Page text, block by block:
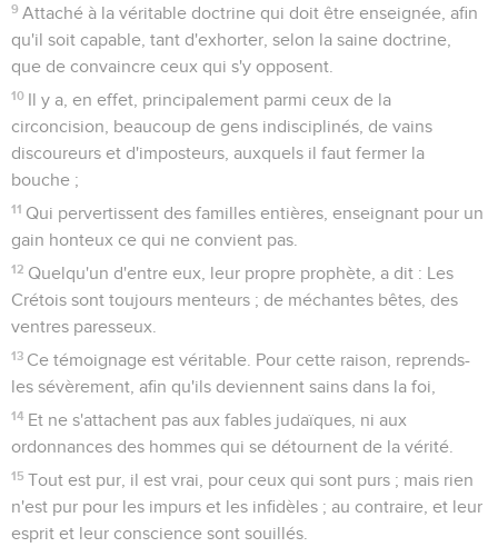
9 Attaché à la véritable doctrine qui doit être enseignée, afin
qu'il soit capable, tant d'exhorter, selon la saine doctrine,
que de convaincre ceux qui s'y opposent.
10 Il y a, en effet, principalement parmi ceux de la
circoncision, beaucoup de gens indisciplinés, de vains
discoureurs et d'imposteurs, auxquels il faut fermer la
bouche ;
11 Qui pervertissent des familles entières, enseignant pour un
gain honteux ce qui ne convient pas.
12 Quelqu'un d'entre eux, leur propre prophète, a dit : Les
Crétois sont toujours menteurs ; de méchantes bêtes, des
ventres paresseux.
13 Ce témoignage est véritable. Pour cette raison, reprends-
les sévèrement, afin qu'ils deviennent sains dans la foi,
14 Et ne s'attachent pas aux fables judaïques, ni aux
ordonnances des hommes qui se détournent de la vérité.
15 Tout est pur, il est vrai, pour ceux qui sont purs ; mais rien
n'est pur pour les impurs et les infidèles ; au contraire, et leur
esprit et leur conscience sont souillés.